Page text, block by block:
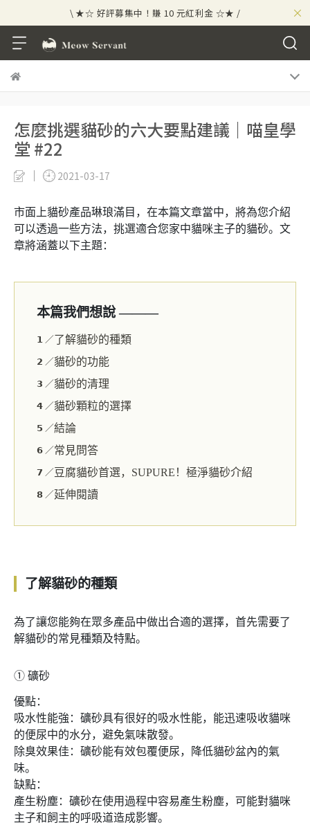
×
\ ★☆ 好評募集中！賺 10 元紅利金 ☆★ /
⟡⣠𝘄𝗲𝗹𝗰𝗼𝗺𝗲 ⁘ 新會員贈 50 元紅利金
\ ★☆ 好評募集中！賺 10 元紅利金 ☆★ /
怎麼挑選貓砂的六大要點建議｜喵皇學
堂 #22
2021-03-17
市面上貓砂產品琳琅滿目，在本篇文章當中，將為您介紹
可以透過一些方法，挑選適合您家中貓咪主子的貓砂。文
章將涵蓋以下主題：
本篇我們想說 ———
𝟭 ／了解貓砂的種類
𝟮 ／貓砂的功能
𝟯 ／貓砂的清理
𝟰 ／貓砂顆粒的選擇
𝟱 ／結論
𝟲 ／常見問答
𝟳 ／ 豆腐貓砂首選，SUPURE！極淨貓砂介紹
𝟴 ／延伸閱讀
了解貓砂的種類
為了讓您能夠在眾多產品中做出合適的選擇，首先需要了
解貓砂的常見種類及特點。
➀ 礦砂
優點：
吸水性能強：礦砂具有很好的吸水性能，能迅速吸收貓咪
的便尿中的水分，避免氣味散發。
除臭效果佳：礦砂能有效包覆便尿，降低貓砂盆內的氣
味。
缺點：
產生粉塵：礦砂在使用過程中容易產生粉塵，可能對貓咪
主子和飼主的呼吸道造成影響。